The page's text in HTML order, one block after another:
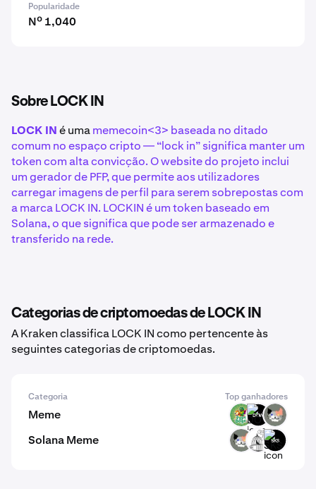
Popularidade
Nº 1,040
Sobre LOCK IN
LOCK INé umamemecoin<3> baseada no ditado
comum no espaço cripto — “lock in” significa manter um
token com alta convicção. O website do projeto inclui
um gerador de PFP, que permite aos utilizadores
carregar imagens de perfil para serem sobrepostas com
a marca LOCK IN. LOCKIN é um token baseado em
Solana, o que significa que pode ser armazenado e
transferido na rede.
Categorias de criptomoedas de LOCK IN
A Kraken classifica LOCK IN como pertencente às
seguintes categorias de criptomoedas.
Categoria Top ganhadores
Meme PODGE DOW CALICO
Solana Meme CALICO CAGE SKS